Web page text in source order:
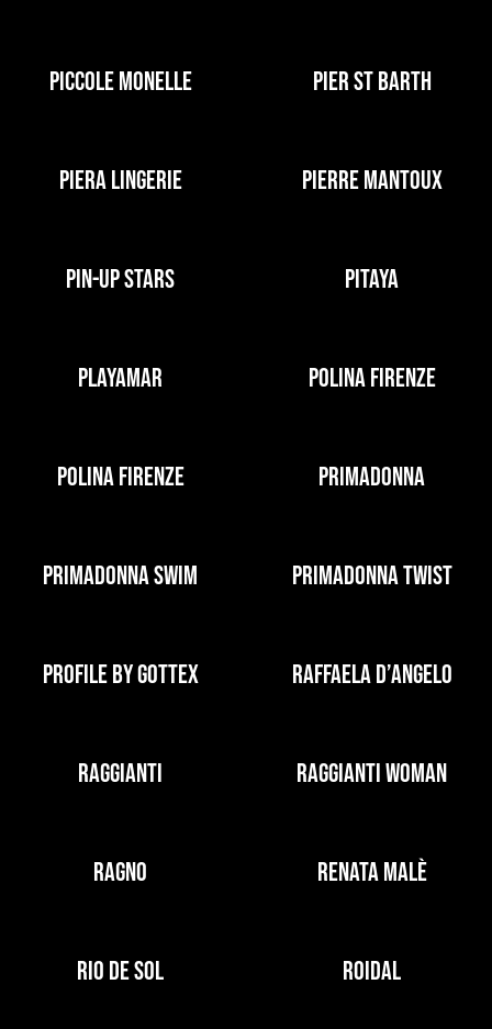
PICCOLE MONELLE PIER ST BARTH
PIERA LINGERIE PIERRE MANTOUX
PIN-UP STARS PITAYA
PLAYAMAR POLINA FIRENZE
POLINA FIRENZE PRIMADONNA
PRIMADONNA SWIM PRIMADONNA TWIST
PROFILE BY GOTTEX RAFFAELA D’ANGELO
RAGGIANTI RAGGIANTI WOMAN
RAGNO RENATA MALÈ
RIO DE SOL ROIDAL